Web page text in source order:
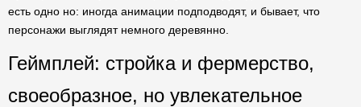
есть одно но: иногда анимации подподводят, и бывает, что
персонажи выглядят немного деревянно.
Геймплей: стройка и фермерство,
своеобразное, но увлекательное